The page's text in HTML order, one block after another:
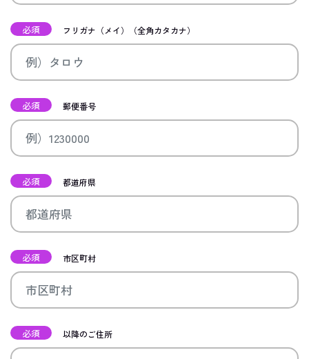
必須 フリガナ（メイ）（全角カタカナ）
必須 郵便番号
必須 都道府県
必須 市区町村
必須 以降のご住所